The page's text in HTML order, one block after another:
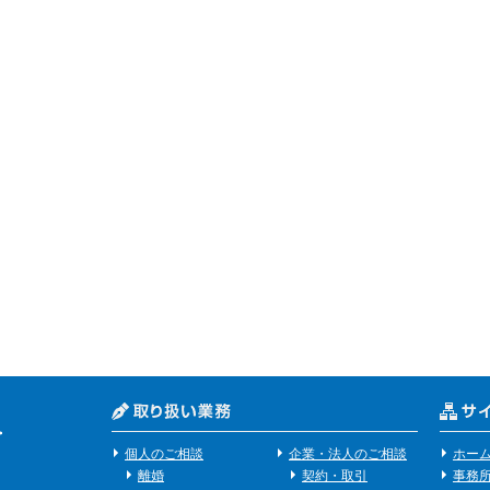
個人のご相談
離婚
企業・法人のご相談
契約・取引
ホー
事務